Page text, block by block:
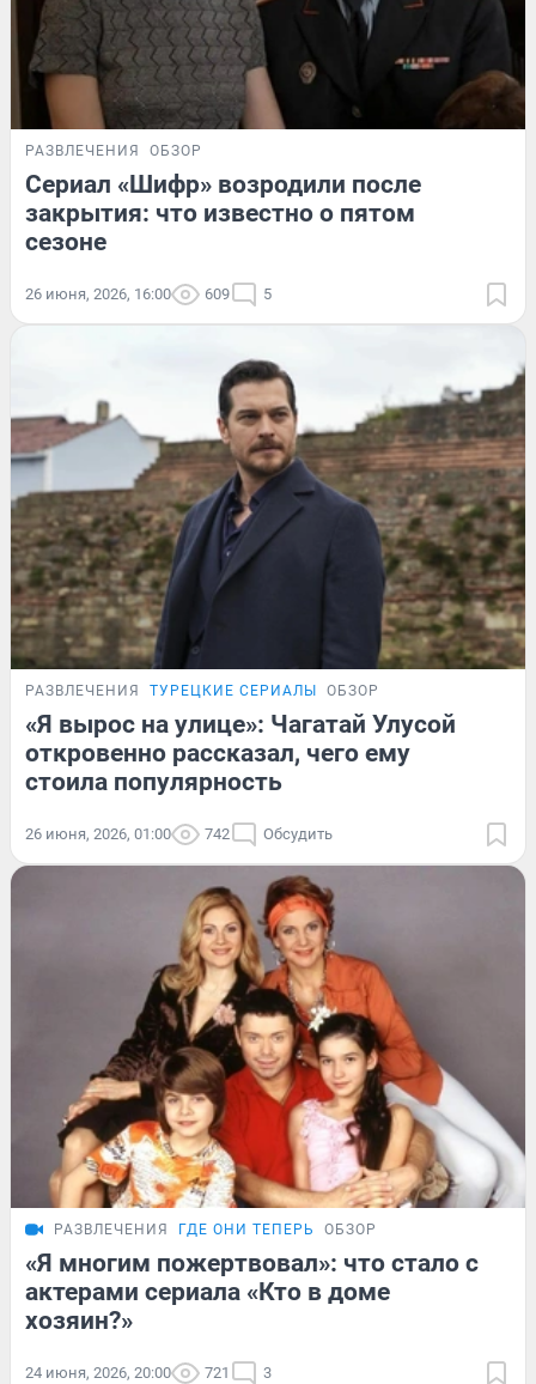
РАЗВЛЕЧЕНИЯ ОБЗОР
Сериал «Шифр» возродили после
закрытия: что известно о пятом
сезоне
26 июня, 2026, 16:00 609 5
РАЗВЛЕЧЕНИЯ ТУРЕЦКИЕ СЕРИАЛЫ ОБЗОР
«Я вырос на улице»: Чагатай Улусой
откровенно рассказал, чего ему
стоила популярность
26 июня, 2026, 01:00 742 Обсудить
РАЗВЛЕЧЕНИЯ ГДЕ ОНИ ТЕПЕРЬ ОБЗОР
«Я многим пожертвовал»: что стало с
актерами сериала «Кто в доме
хозяин?»
24 июня, 2026, 20:00 721 3